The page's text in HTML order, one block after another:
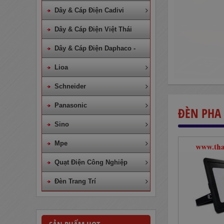
ĐÈN PHA
Dây & Cáp Điện Cadivi
Dây & Cáp Điện Việt Thái
Dây & Cáp Điện Daphaco -
Lion
Lioa
Schneider
Panasonic
Sino
Mpe
Quạt Điện Công Nghiệp
Đèn Trang Trí
Dây Cáp Điện 1 Ruột Cadivi CV
860,000đ